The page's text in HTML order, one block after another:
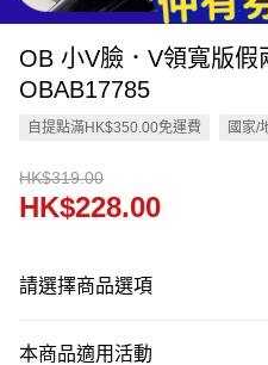
OB 小V臉．V領寬版假
OBAB17785
自提點滿HK$350.00免運費 國家/
HK$319.00
HK$228.00
請選擇商品選項
本商品適用活動